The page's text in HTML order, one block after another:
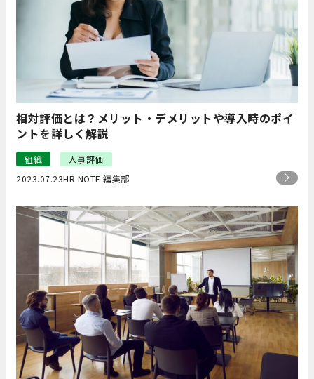
相対評価とは？メリット・デメリットや導入時のポイ
ントを詳しく解説
組織
人事評価
2023.07.23HR NOTE 編集部